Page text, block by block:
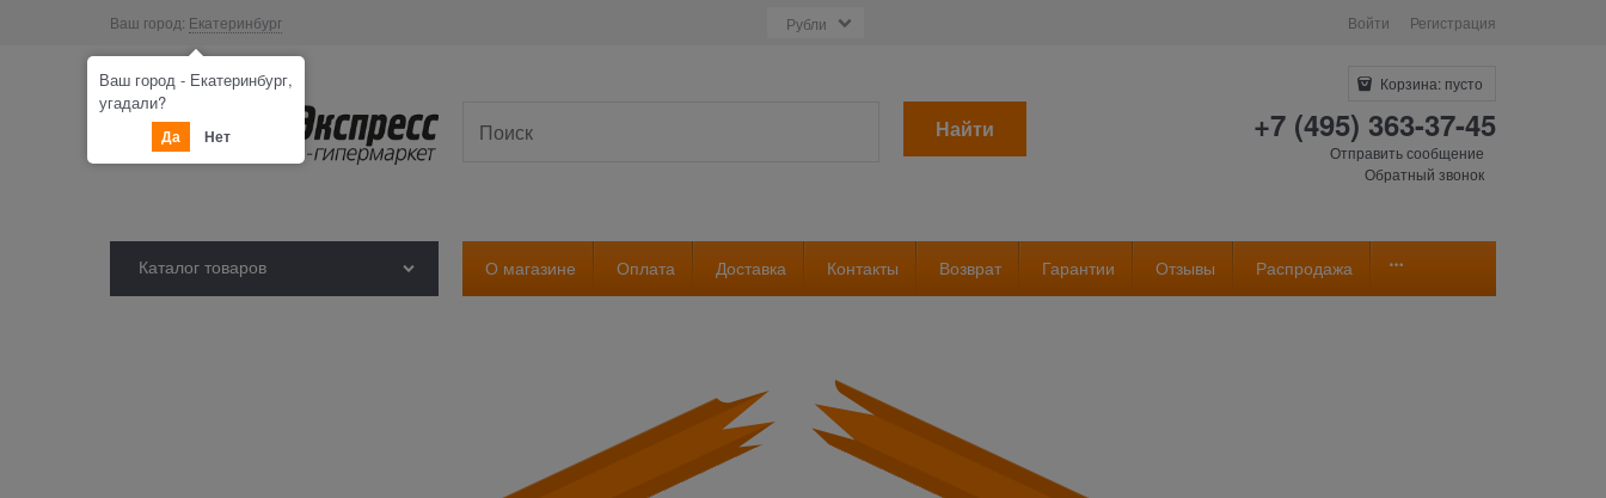
Ваш город: Екатеринбург Войти Регистрация
Найти
Корзина: пусто
+7 (495) 363-37-45
Отправить сообщение
Обратный звонок
Каталог товаров О магазине Оплата Доставка Контакты Возврат Гарантии Отзывы Распродажа
Ваш город - Екатеринбург,
угадали?
Да Нет